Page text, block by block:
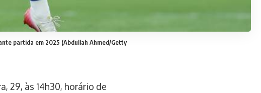
partida em 2025 (Abdullah Ahmed/Getty
29, às 14h30, horário de